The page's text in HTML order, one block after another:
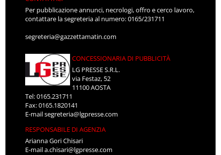
Per pubblicazione annunci, necrologi, offro e cerco lavoro,
contattare la segreteria al numero: 0165/231711
segreteria@gazzettamatin.com
CONCESSIONARIA DI PUBBLICITÀ
LG PRESSE S.R.L.
via Festaz, 52
11100 AOSTA
Tel: 0165.231711
Fax: 0165.1820141
E-mailsegreteria@lgpresse.com
RESPONSABILE DI AGENZIA
Arianna Gori Chisari
E-maila.chisari@lgpresse.com